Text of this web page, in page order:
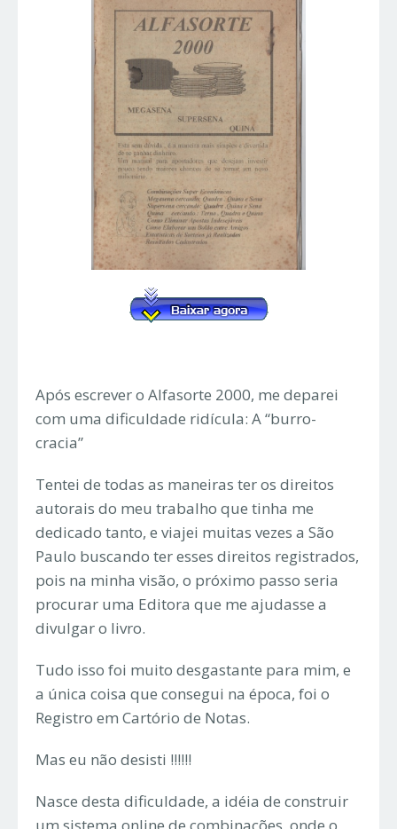
Após escrever o Alfasorte 2000, me deparei
com uma dificuldade ridícula: A “burro-
cracia”
Tentei de todas as maneiras ter os direitos
autorais do meu trabalho que tinha me
dedicado tanto, e viajei muitas vezes a São
Paulo buscando ter esses direitos registrados,
pois na minha visão, o próximo passo seria
procurar uma Editora que me ajudasse a
divulgar o livro.
Tudo isso foi muito desgastante para mim, e
a única coisa que consegui na época, foi o
Registro em Cartório de Notas.
Mas eu não desisti !!!!!!
Nasce desta dificuldade, a idéia de construir